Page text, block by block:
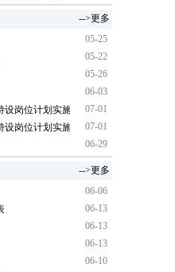
-->更多
05-25
05-22
05-26
06-03
设岗位计划实施办法07-01
设岗位计划实施办法07-01
06-29
-->更多
06-06
06-13
06-13
06-13
06-10